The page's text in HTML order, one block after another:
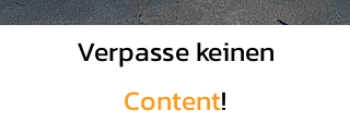
Verpasse keinen
Content!